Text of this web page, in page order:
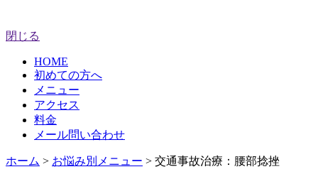
閉じる
HOME
初めての方へ
メニュー
アクセス
料金
メール問い合わせ
ホーム > お悩み別メニュー > 交通事故治療：腰部捻挫